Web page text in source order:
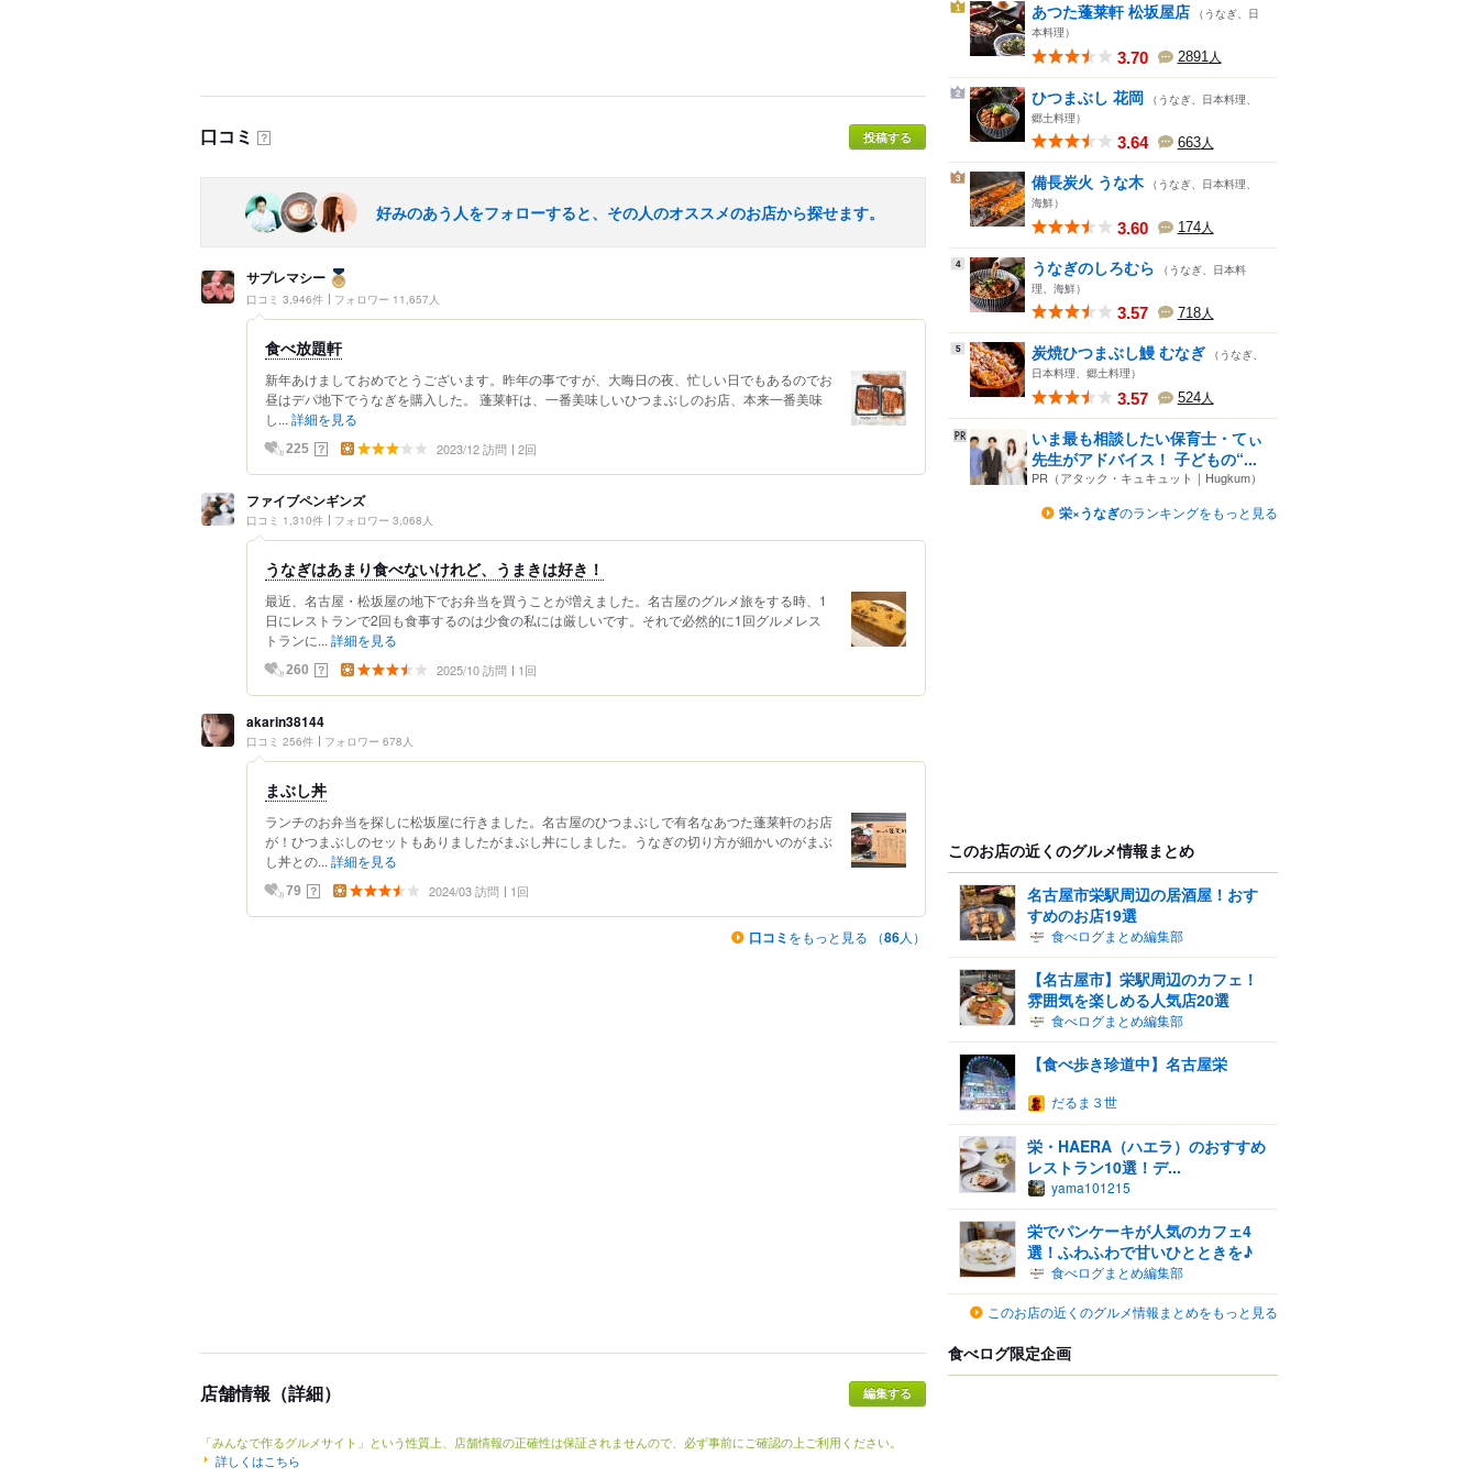
口コミ ？ 投稿する
好みのあう人をフォローすると、その人のオススメのお店から探せます。
サプレマシー
口コミ 3,946件 フォロワー 11,657人
食べ放題軒
新年あけましておめでとうございます。昨年の事ですが、大晦日の夜、忙しい日でもあるのでお
昼はデパ地下でうなぎを購入した。 蓬莱軒は、一番美味しいひつまぶしのお店、本来一番美味
し... 詳細を見る
225 ？ 2023/12 訪問 2回
ファイブペンギンズ
口コミ 1,310件 フォロワー 3,068人
うなぎはあまり食べないけれど、うまきは好き！
最近、名古屋・松坂屋の地下でお弁当を買うことが増えました。名古屋のグルメ旅をする時、1
日にレストランで2回も食事するのは少食の私には厳しいです。それで必然的に1回グルメレス
トランに... 詳細を見る
260 ？ 2025/10 訪問 1回
akarin38144
口コミ 256件 フォロワー 678人
まぶし丼
ランチのお弁当を探しに松坂屋に行きました。名古屋のひつまぶしで有名なあつた蓬莱軒のお店
が！ひつまぶしのセットもありましたがまぶし丼にしました。うなぎの切り方が細かいのがまぶ
し丼との... 詳細を見る
79 ？ 2024/03 訪問 1回
口コミ をもっと見る （86人）
店舗情報（詳細）
「みんなで作るグルメサイト」という性質上、店舗情報の正確性は保証されませんので、必ず事前にご確認の上ご利用ください。
詳しくはこちら
1 あつた蓬莱軒 松坂屋店 （うなぎ、日
本料理）
3.70 2891人
2 ひつまぶし 花岡 （うなぎ、日本料理、
郷土料理）
3.64 663人
3 備長炭火 うな木 （うなぎ、日本料理、
海鮮）
3.60 174人
4 うなぎのしろむら
（うなぎ、日本料
理、海鮮）
3.57 718人
5 炭焼ひつまぶし鰻 むなぎ （うなぎ、
日本料理、郷土料理）
3.57 524人
いま最も相談したい保育士・てぃ
先生がアドバイス！ 子どもの“...
PR（アタック・キュキュット｜Hugkum）
栄×うなぎのランキングをもっと見る
このお店の近くのグルメ情報まとめ
名古屋市栄駅周辺の居酒屋！おす
すめのお店19選
食べログまとめ編集部
【名古屋市】栄駅周辺のカフェ！
雰囲気を楽しめる人気店20選
食べログまとめ編集部
【食べ歩き珍道中】名古屋栄
だるま３世
栄・HAERA（ハエラ）のおすすめ
レストラン10選！デ...
yama101215
栄でパンケーキが人気のカフェ4
選！ふわふわで甘いひとときを♪
食べログまとめ編集部
このお店の近くのグルメ情報まとめをもっと見る
食べログ限定企画